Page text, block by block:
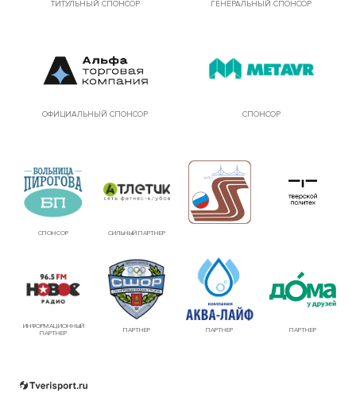
ТИТУЛЬНЫЙ СПОНСОР ГЕНЕРАЛЬНЫЙ СПОНСОР
ОФИЦИАЛЬНЫЙ СПОНСОР СПОНСОР
СПОНСОР СИЛЬНЫЙ ПАРТНЕР
ИНФОРМАЦИОННЫЙ
ПАРТНЕР
ПАРТНЕР ПАРТНЕР ПАРТНЕР